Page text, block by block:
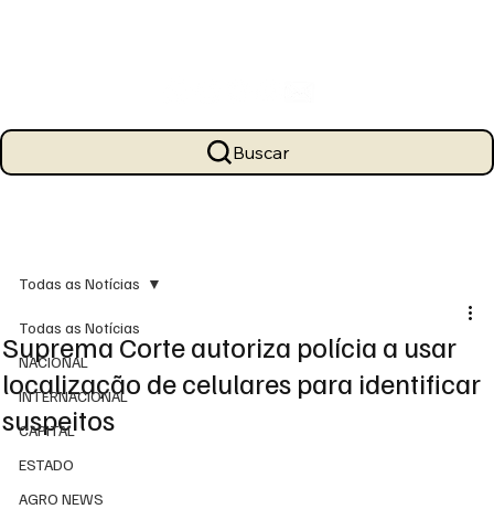
Buscar
Todas as Notícias
NACIONAL
INTERNACIONAL
CAPITAL
ESTADO
AGRO NEWS
Todas as Notícias
Suprema Corte autoriza polícia a usar
localização de celulares para identificar
suspeitos